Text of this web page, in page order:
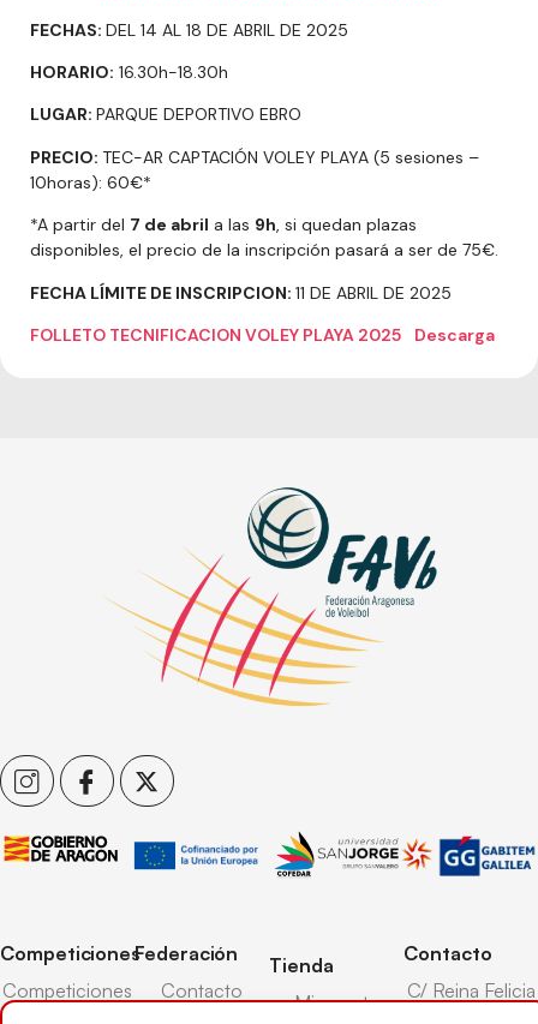
FECHAS: DEL 14 AL 18 DE ABRIL DE 2025
HORARIO: 16.30h-18.30h
LUGAR: PARQUE DEPORTIVO EBRO
PRECIO: TEC-AR CAPTACIÓN VOLEY PLAYA (5 sesiones –
10horas): 60€*
*A partir del 7 de abril a las 9h, si quedan plazas
disponibles, el precio de la inscripción pasará a ser de 75€.
FECHA LÍMITE DE INSCRIPCION: 11 DE ABRIL DE 2025
FOLLETO TECNIFICACION VOLEY PLAYA 2025
Descarga
Competiciones
Competiciones
Federación
Contacto
Tienda
Mi cuenta
Contacto
C/ Reina Felicia